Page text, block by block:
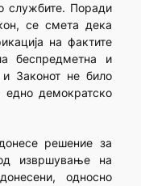
службите. Поради
се смета дека
на фактите
беспредметна и
Законот не било
едно демократско
решение за
извршување на
односно